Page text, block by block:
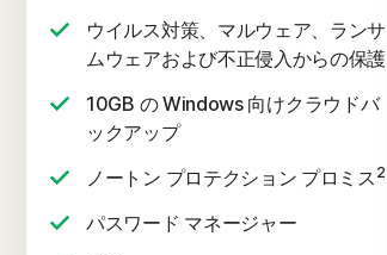
ウイルス対策、マルウェア、ランサ
ムウェアおよび不正侵入からの保護
10GB の Windows 向けクラウドバ
ックアップ
ノートン プロテクション プロミス 2
パスワード マネージャー